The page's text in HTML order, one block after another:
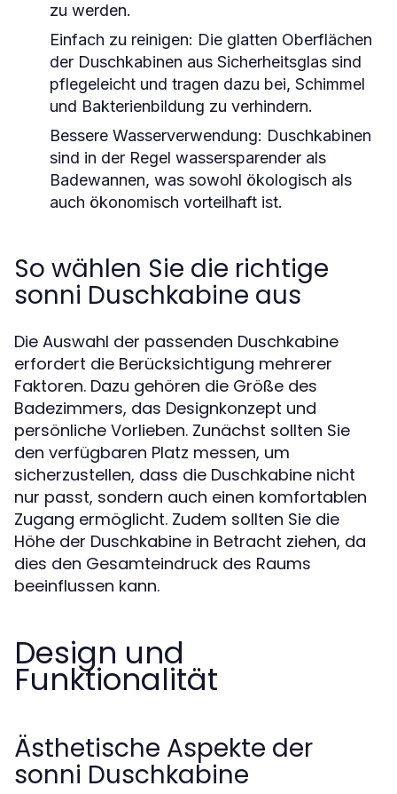
zu werden.
Einfach zu reinigen: Die glatten Oberflächen
der Duschkabinen aus Sicherheitsglas sind
pflegeleicht und tragen dazu bei, Schimmel
und Bakterienbildung zu verhindern.
Bessere Wasserverwendung: Duschkabinen
sind in der Regel wassersparender als
Badewannen, was sowohl ökologisch als
auch ökonomisch vorteilhaft ist.
So wählen Sie die richtige
sonni Duschkabine aus
Die Auswahl der passenden Duschkabine
erfordert die Berücksichtigung mehrerer
Faktoren. Dazu gehören die Größe des
Badezimmers, das Designkonzept und
persönliche Vorlieben. Zunächst sollten Sie
den verfügbaren Platz messen, um
sicherzustellen, dass die Duschkabine nicht
nur passt, sondern auch einen komfortablen
Zugang ermöglicht. Zudem sollten Sie die
Höhe der Duschkabine in Betracht ziehen, da
dies den Gesamteindruck des Raums
beeinflussen kann.
Design und
Funktionalität
Ästhetische Aspekte der
sonni Duschkabine